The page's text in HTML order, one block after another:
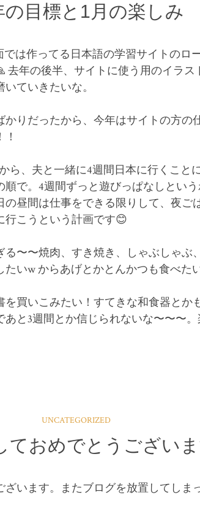
の目標と1月の楽しみ
では作ってる日本語の学習サイトのロ
去年の後半、サイトに使う用のイラス
ていきたいな。
りだったから、今年はサイトの方の
ら、夫と一緒に4週間日本に行くこと
で。4週間ずっと遊びっぱなしとい
の昼間は仕事をできる限りして、夜ご
行こうという計画です😊
る〜〜焼肉、すき焼き、しゃぶしゃぶ
いw からあげとかとんかつも食べた
買いこみたい！すてきな和食器とか
と3週間とか信じられないな〜〜〜。
UNCATEGORIZED
ておめでとうござい
います。またブログを放置してしま